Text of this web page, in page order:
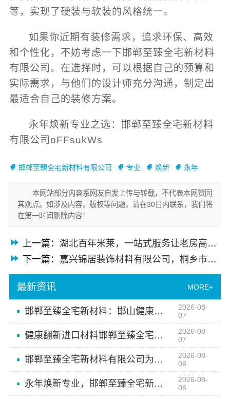
等，实现了硬装与软装的风格统一。
如果你近期有装修需求，追求环保、高效
和个性化，不妨考虑一下邯郸至臻全宅新材料
有限公司。在选择时，可以根据自己的预算和
实际需求，与他们的设计师充分沟通，制定出
最适合自己的装修方案。
永年焕新专业之选：邯郸至臻全宅新材料
有限公司oFFsukWs
邯郸至臻全宅新材料有限公司 专业 焕新 永年
本网站部分内容系网友自发上传与转载，不代表本网赞同
其观点。如涉及内容，版权等问题，请在30日内联系，我们将
在第一时间删除内容！
上一篇： 湖北百年米莱，一站式服务让老房高端整家装修更省心
下一篇： 嘉兴锦居装饰材料有限公司，桐乡市旧房翻新室内设计专业之选
最新资讯 MORE+
邯郸至臻全宅新材料：邯山健康设计引领绿色装修新风尚
2026-08-
07
健康翻新进口材料邯郸至臻全宅新材料有限公司
2026-08-
07
邯郸至臻全宅新材料有限公司为您提供邯郸装修新材料
2026-08-
06
永年焕新专业，邯郸至臻全宅新材料有限公司定义新一代家装体验
2026-08-
06